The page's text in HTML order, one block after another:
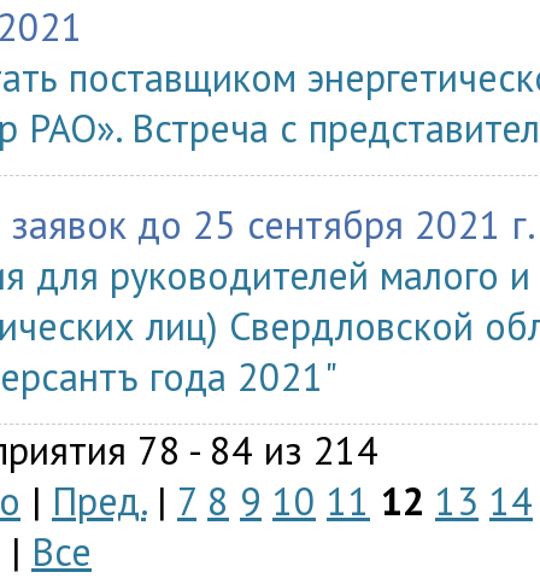
поставщиком
РАО». Встреча с
до 25 сентября 2021 г.
для руководителей малого
лиц) Свердловской
года 2021"
78 - 84 из 214
| Пред.| 7 8 9 10 11 12 13 14
| Все